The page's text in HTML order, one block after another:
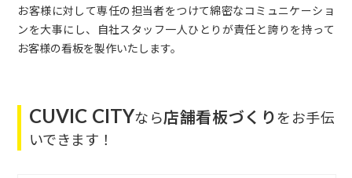
お客様に対して専任の担当者をつけて綿密なコミュニケーショ
ンを大事にし、自社スタッフ一人ひとりが責任と誇りを持って
お客様の看板を製作いたします。
CUVIC CITYなら店舗看板づくりをお手伝
いできます！